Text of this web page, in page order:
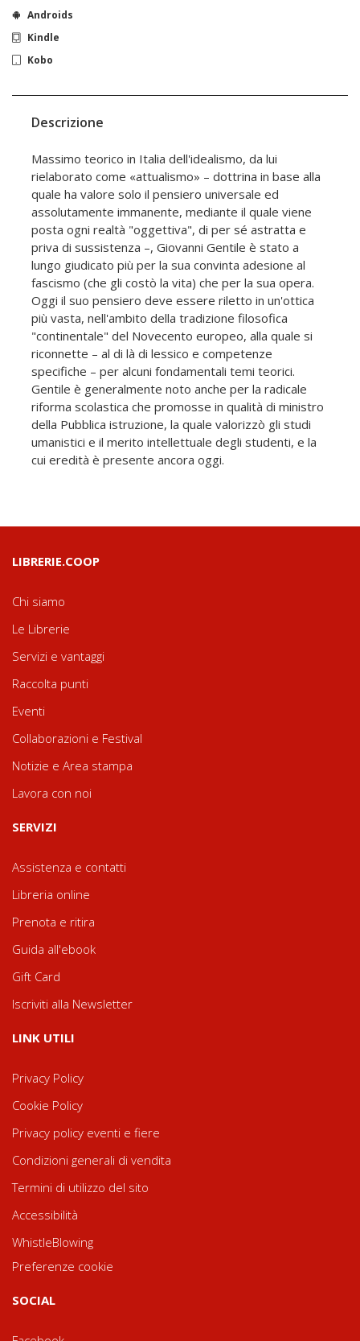
Androids
Kindle
Kobo
Descrizione
Massimo teorico in Italia dell'idealismo, da lui
rielaborato come «attualismo» – dottrina in base alla
quale ha valore solo il pensiero universale ed
assolutamente immanente, mediante il quale viene
posta ogni realtà "oggettiva", di per sé astratta e
priva di sussistenza –, Giovanni Gentile è stato a
lungo giudicato più per la sua convinta adesione al
fascismo (che gli costò la vita) che per la sua opera.
Oggi il suo pensiero deve essere riletto in un'ottica
più vasta, nell'ambito della tradizione filosofica
"continentale" del Novecento europeo, alla quale si
riconnette – al di là di lessico e competenze
specifiche – per alcuni fondamentali temi teorici.
Gentile è generalmente noto anche per la radicale
riforma scolastica che promosse in qualità di ministro
della Pubblica istruzione, la quale valorizzò gli studi
umanistici e il merito intellettuale degli studenti, e la
cui eredità è presente ancora oggi.
LIBRERIE.COOP
Chi siamo
Le Librerie
Servizi e vantaggi
Raccolta punti
Eventi
Collaborazioni e Festival
Notizie e Area stampa
Lavora con noi
SERVIZI
Assistenza e contatti
Libreria online
Prenota e ritira
Guida all'ebook
Gift Card
Iscriviti alla Newsletter
LINK UTILI
Privacy Policy
Cookie Policy
Privacy policy eventi e fiere
Condizioni generali di vendita
Termini di utilizzo del sito
Accessibilità
WhistleBlowing
Preferenze cookie
SOCIAL